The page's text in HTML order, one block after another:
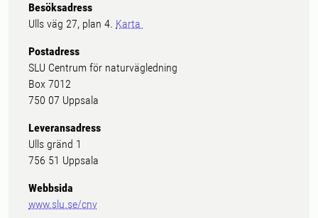
Besöksadress
Ulls väg 27, plan 4. Karta
Postadress
SLU Centrum för naturvägledning
Box 7012
750 07 Uppsala
Leveransadress
Ulls gränd 1
756 51 Uppsala
Webbsida
www.slu.se/cnv